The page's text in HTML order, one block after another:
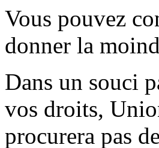
Vous pouvez
donner la
Dans un souci
vos droits,
procurera pas